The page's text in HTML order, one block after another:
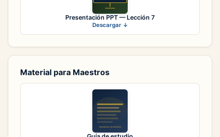
Presentación PPT — Lección 7
Descargar ↓
Material para Maestros